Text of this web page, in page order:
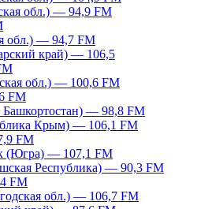
обл.) — 94,9 FM
обл.) — 94,7 FM
край) — 106,5
обл.) — 100,6 FM
FM
Башкортостан) — 98,8 FM
Крым) — 106,1 FM
FM
(Югра) — 107,1 FM
Республика) — 90,3 FM
FM
обл.) — 106,7 FM